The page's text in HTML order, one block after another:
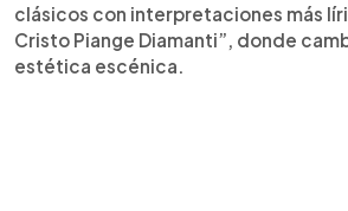
clásicos con interpretaciones más
Cristo Piange Diamanti”, donde
estética escénica.